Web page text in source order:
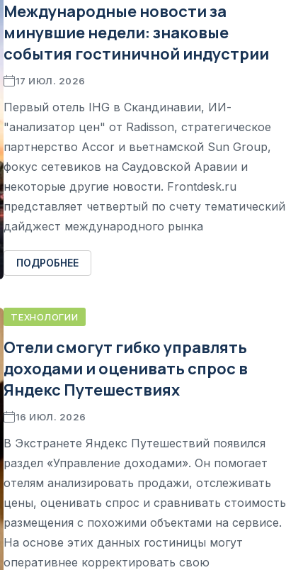
Международные новости за
минувшие недели: знаковые
события гостиничной индустрии
17 ИЮЛ. 2026
Первый отель IHG в Скандинавии, ИИ-
"анализатор цен" от Radisson, стратегическое
партнерство Accor и вьетнамской Sun Group,
фокус сетевиков на Саудовской Аравии и
некоторые другие новости. Frontdesk.ru
представляет четвертый по счету тематический
дайджест международного рынка
ПОДРОБНЕЕ
ТЕХНОЛОГИИ
Отели смогут гибко управлять
доходами и оценивать спрос в
Яндекс Путешествиях
16 ИЮЛ. 2026
В Экстранете Яндекс Путешествий появился
раздел «Управление доходами». Он помогает
отелям анализировать продажи, отслеживать
цены, оценивать спрос и сравнивать стоимость
размещения с похожими объектами на сервисе.
На основе этих данных гостиницы могут
оперативнее корректировать свою